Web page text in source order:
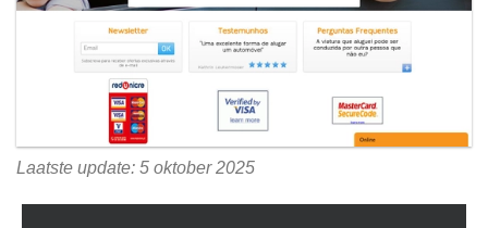
Laatste update: 5 oktober 2025